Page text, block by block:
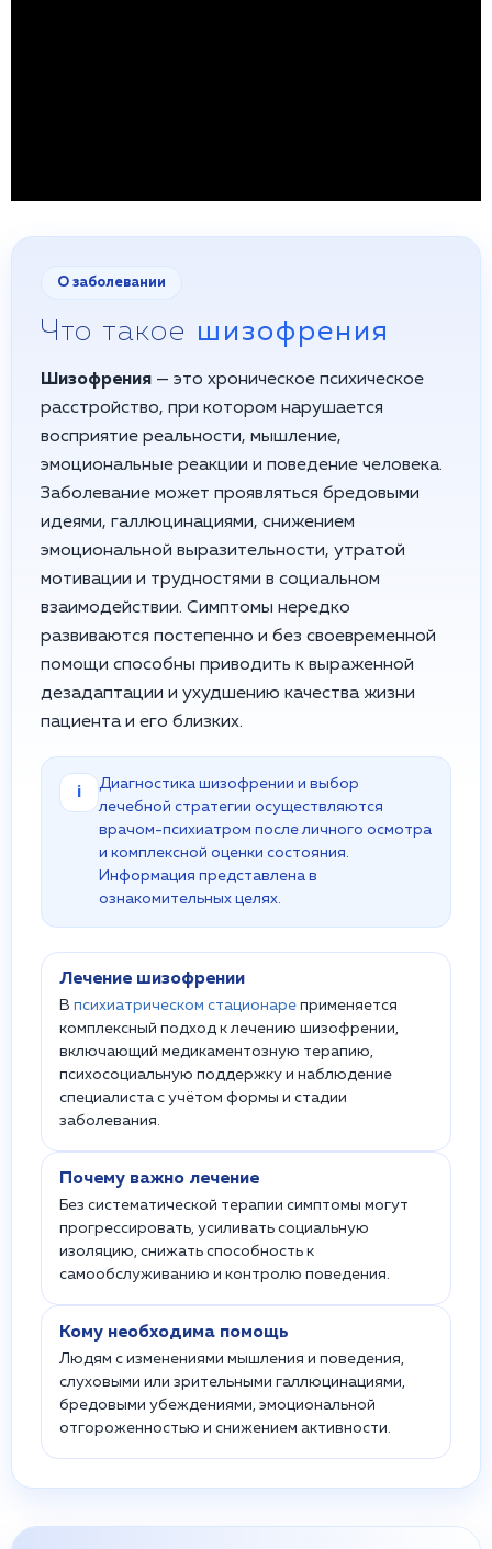
О заболевании
Что такое шизофрения
Шизофрения — это хроническое психическое
расстройство, при котором нарушается
восприятие реальности, мышление,
эмоциональные реакции и поведение человека.
Заболевание может проявляться бредовыми
идеями, галлюцинациями, снижением
эмоциональной выразительности, утратой
мотивации и трудностями в социальном
взаимодействии. Симптомы нередко
развиваются постепенно и без своевременной
помощи способны приводить к выраженной
дезадаптации и ухудшению качества жизни
пациента и его близких.
i
Диагностика шизофрении и выбор
лечебной стратегии осуществляются
врачом-психиатром после личного осмотра
и комплексной оценки состояния.
Информация представлена в
ознакомительных целях.
Лечение шизофрении
В психиатрическом стационаре применяется
комплексный подход к лечению шизофрении,
включающий медикаментозную терапию,
психосоциальную поддержку и наблюдение
специалиста с учётом формы и стадии
заболевания.
Почему важно лечение
Без систематической терапии симптомы могут
прогрессировать, усиливать социальную
изоляцию, снижать способность к
самообслуживанию и контролю поведения.
Кому необходима помощь
Людям с изменениями мышления и поведения,
слуховыми или зрительными галлюцинациями,
бредовыми убеждениями, эмоциональной
отгороженностью и снижением активности.